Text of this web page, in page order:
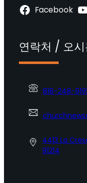
Facebook
연락처 / 오시
818-248-9191
4413 La
91214